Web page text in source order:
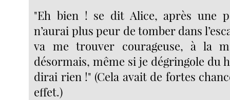
"Eh bien ! se dit Alice, après une
n’aurai plus peur de tomber dans
va me trouver courageuse, à la
désormais, même si je dégringole du
dirai rien !" (Cela avait de fortes
effet.)